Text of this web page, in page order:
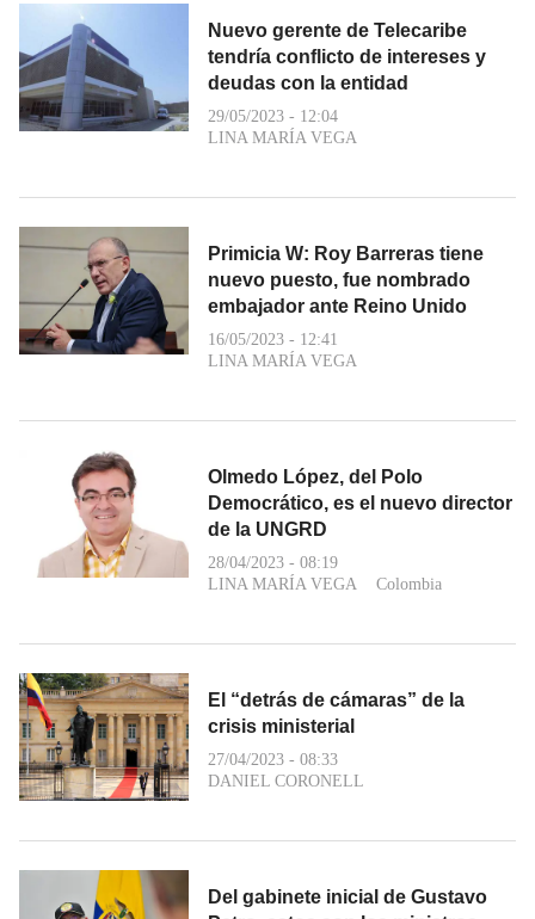
Nuevo gerente de Telecaribe
tendría conflicto de intereses y
deudas con la entidad
29/05/2023 - 12:04
LINA MARÍA VEGA
Primicia W: Roy Barreras tiene
nuevo puesto, fue nombrado
embajador ante Reino Unido
16/05/2023 - 12:41
LINA MARÍA VEGA
Olmedo López, del Polo
Democrático, es el nuevo director
de la UNGRD
28/04/2023 - 08:19
LINA MARÍA VEGA
Colombia
El “detrás de cámaras” de la
crisis ministerial
27/04/2023 - 08:33
DANIEL CORONELL
Del gabinete inicial de Gustavo